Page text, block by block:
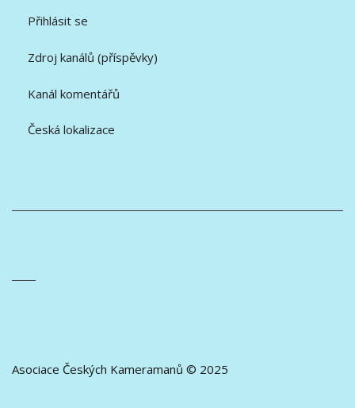
Přihlásit se
Zdroj kanálů (příspěvky)
Kanál komentářů
Česká lokalizace
Asociace Českých Kameramanů © 2025